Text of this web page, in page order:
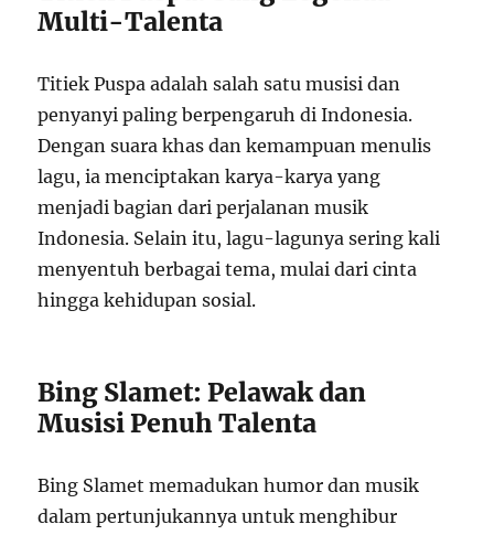
Multi-Talenta
Titiek Puspa adalah salah satu musisi dan
penyanyi paling berpengaruh di Indonesia.
Dengan suara khas dan kemampuan menulis
lagu, ia menciptakan karya-karya yang
menjadi bagian dari perjalanan musik
Indonesia. Selain itu, lagu-lagunya sering kali
menyentuh berbagai tema, mulai dari cinta
hingga kehidupan sosial.
Bing Slamet: Pelawak dan
Musisi Penuh Talenta
Bing Slamet memadukan humor dan musik
dalam pertunjukannya untuk menghibur